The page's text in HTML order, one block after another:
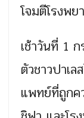
โจมตีโรงพ
เช้าวันที่ 1
ตัวชาวปาเ
แพทย์ที่ถูกค